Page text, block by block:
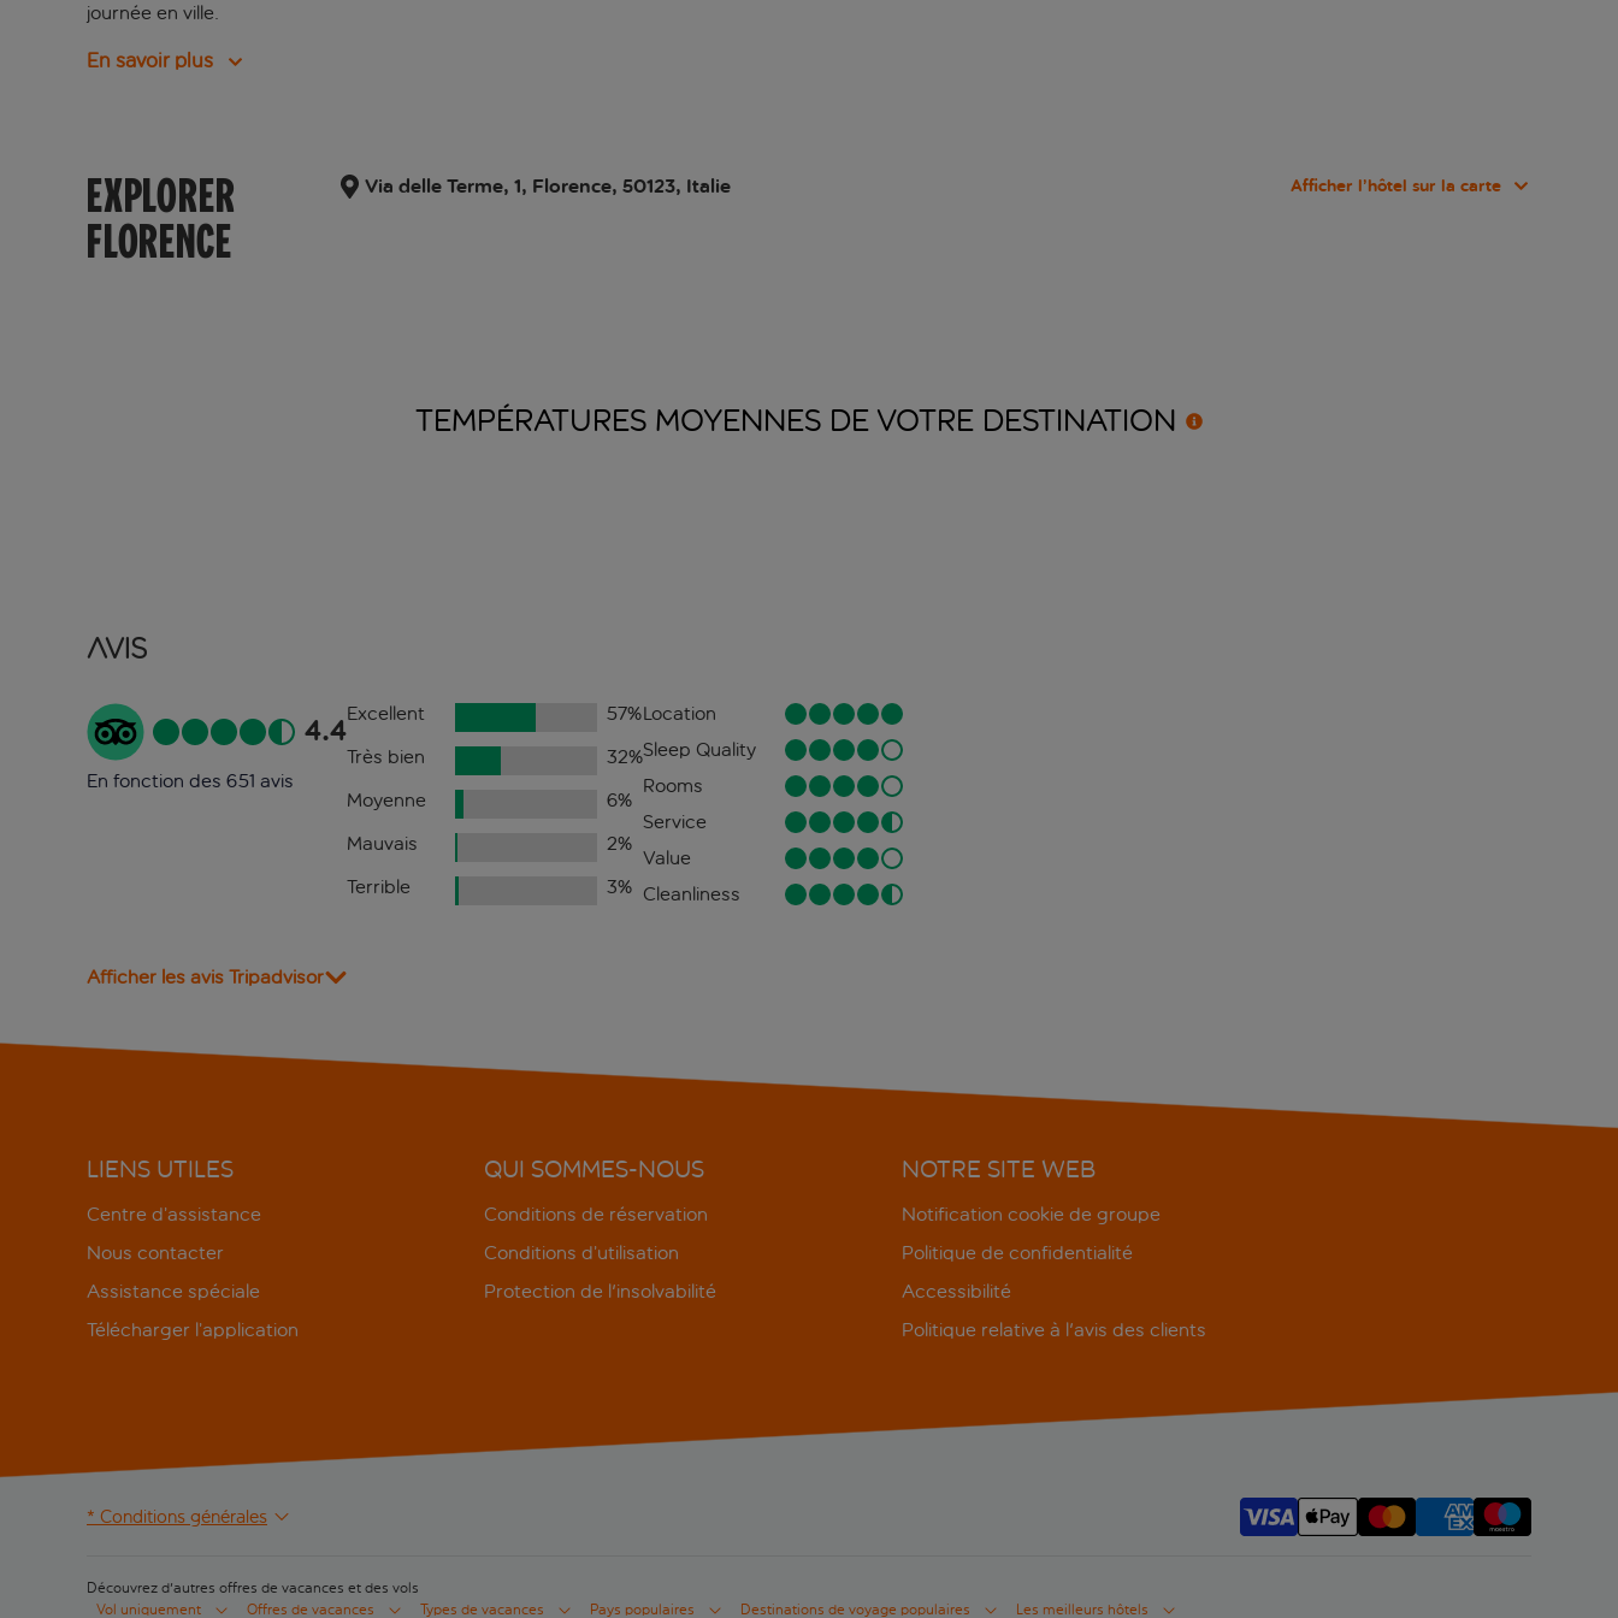
journée en ville.
En savoir plus
EXPLORER
FLORENCE
Via delle Terme, 1, Florence, 50123, Italie Afficher l’hôtel sur la carte
TEMPÉRATURES MOYENNES DE VOTRE DESTINATION
Avis
4.4
En fonction des 651 avis
Excellent 57%
Très bien
32%
Moyenne
6%
Mauvais
2%
Terrible
3%
Location
Sleep Quality
Rooms
Service
Value
Cleanliness
Afficher les avis Tripadvisor
LIENS UTILES
Centre d’assistance
Nous contacter
Assistance spéciale
Télécharger l’application
QUI SOMMES-NOUS
Conditions de réservation
Conditions d’utilisation
Protection de l'insolvabilité
NOTRE SITE WEB
Notification cookie de groupe
Politique de confidentialité
Accessibilité
Politique relative à l'avis des clients
* Conditions générales
Découvrez d'autres offres de vacances et des vols
Vol uniquement
Offres de vacances Types de vacances Pays populaires Destinations de voyage populaires Les meilleurs hôtels